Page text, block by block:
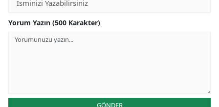
Yorum Yazın (500 Karakter)
GÖNDER